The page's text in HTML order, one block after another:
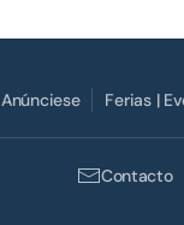
Anúnciese Ferias |
Contacto